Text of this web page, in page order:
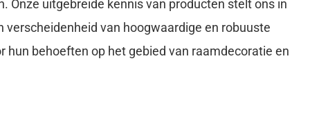
Onze uitgebreide kennis van producten stelt ons in
verscheidenheid van hoogwaardige en robuuste
hun behoeften op het gebied van raamdecoratie en